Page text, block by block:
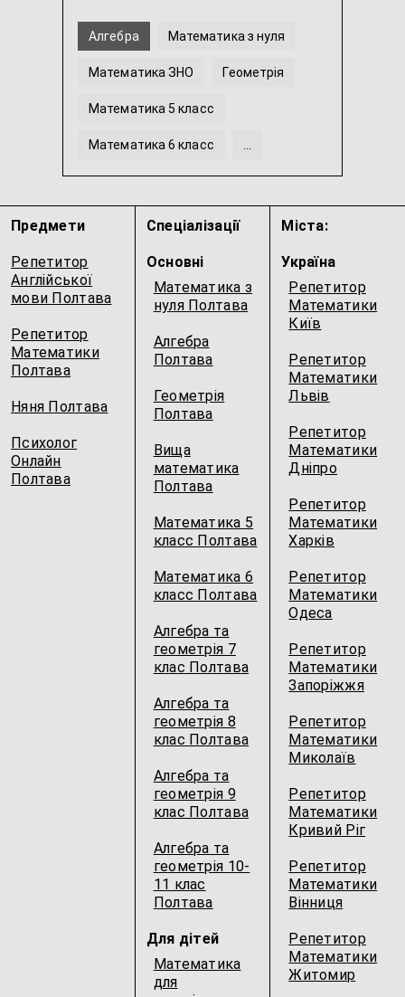
Алгебра Математика з нуля
Математика ЗНО Геометрія
Математика 5 класс
Математика 6 класс
Предмети
Репетитор
Англійської
мови Полтава
Репетитор
Математики
Полтава
Няня Полтава
Психолог
Онлайн
Полтава
Спеціалізації
Основні
Математика з
нуля Полтава
Алгебра
Полтава
Геометрія
Полтава
Вища
математика
Полтава
Математика 5
класс Полтава
Математика 6
класс Полтава
Алгебра та
геометрія 7
клас Полтава
Алгебра та
геометрія 8
клас Полтава
Алгебра та
геометрія 9
клас Полтава
Алгебра та
геометрія 10-
11 клас
Полтава
Для дітей
Математика
для
Міста:
Україна
Репетитор
Математики
Київ
Репетитор
Математики
Львів
Репетитор
Математики
Дніпро
Репетитор
Математики
Харків
Репетитор
Математики
Одеса
Репетитор
Математики
Запоріжжя
Репетитор
Математики
Миколаїв
Репетитор
Математики
Кривий Ріг
Репетитор
Математики
Вінниця
Репетитор
Математики
Житомир